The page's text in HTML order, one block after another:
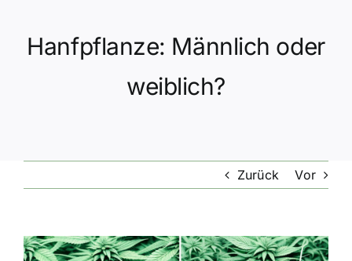
Hanfpflanze: Männlich oder
weiblich?
Zurück Vor
Zeige